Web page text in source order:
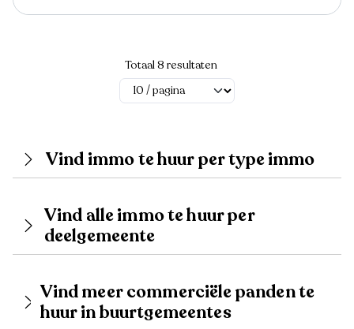
Totaal 8 resultaten
Vind immo te huur per type immo
Vind alle immo te huur per
deelgemeente
Vind meer commerciële panden te
huur in buurtgemeentes